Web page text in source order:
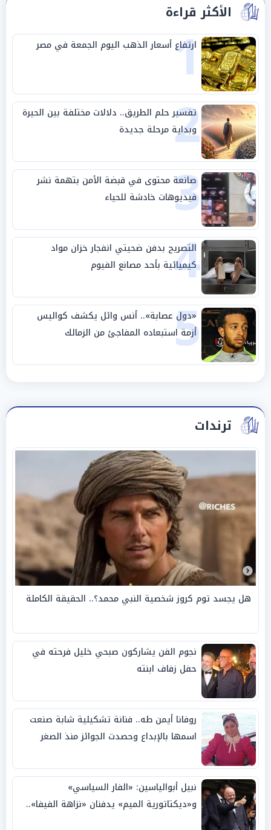
الأكثر قراءة
1
ارتفاع أسعار الذهب اليوم الجمعة في مصر
2
تفسير حلم الطريق.. دلالات مختلفة بين الحيرة
وبداية مرحلة جديدة
3
صانعة محتوى في قبضة الأمن بتهمة نشر
فيديوهات خادشة للحياء
4
التصريح بدفن ضحيتي انفجار خزان مواد
كيميائية بأحد مصانع الفيوم
5
«دول عصابة».. أنس وائل يكشف كواليس
أزمة استبعاده المفاجئ من الزمالك
ترندات
هل يجسد توم كروز شخصية النبي محمد؟.. الحقيقة الكاملة
نجوم الفن يشاركون صبحي خليل فرحته في
حفل زفاف ابنته
روفانا أيمن طه.. فنانة تشكيلية شابة صنعت
اسمها بالإبداع وحصدت الجوائز منذ الصغر
نبيل أبوالياسين: «الفار السياسي»
و«ديكتاتورية الميم» يدفنان «نزاهة الفيفا»..